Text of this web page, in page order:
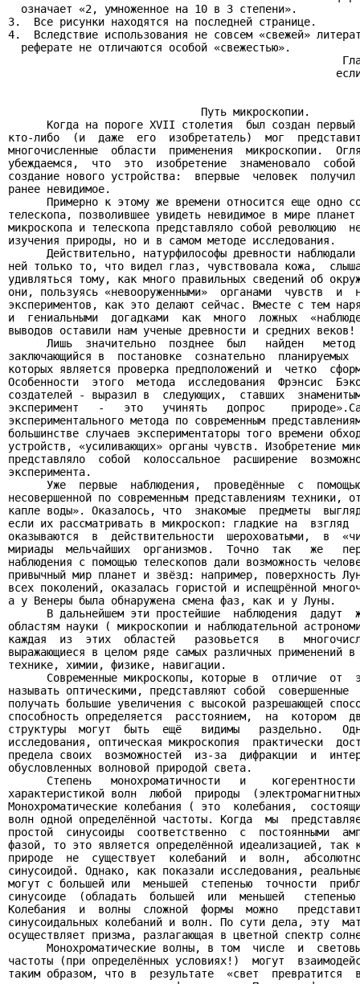
  означает «2, умноженное на 10 в 3 степени».
3.  Все рисунки находятся на последней странице.
4.  Вследствие использования не совсем «свежей»
  реферате не отличаются особой «свежестью».
                              Путь микроскопии.
Когда на пороге XVII столетия  был создан
кто-либо  (и  даже  его  изобретатель)  мог
многочисленные  области  применения  микроскопии.
убеждаемся,  что  это  изобретение  знаменовало
создание нового устройства:  впервые  человек
ранее невидимое.
Примерно к этому же времени относится еще одно
телескопа, позволившее увидеть невидимое в мире
микроскопа и телескопа представляло собой революцию
изучения природы, но и в самом методе исследования.
Действительно, натурфилософы древности
ней только то, что видел глаз, чувствовала кожа,
удивляться тому, как много правильных сведений об
они, пользуясь «невооруженными»  органами  чувств  и
экспериментов, как это делают сейчас. Вместе с тем
и  гениальными  догадками  как  много  ложных
выводов оставили нам ученые древности и средних веков!
Лишь  значительно  позднее  был   найден
заключающийся в  постановке  сознательно  планируемых
которых является проверка предположений и  четко
Особенности  этого  метода  исследования  Фрэнсис
создателей - выразил в  следующих,  ставших
эксперимент   -   это   учинять   допрос
экспериментального метода по современным
большинстве случаев экспериментаторы того времени
устройств, «усиливающих» органы чувств. Изобретение
представляло  собой  колоссальное  расширение
эксперимента.
Уже  первые  наблюдения,  проведённые  с
несовершенной по современным представлениям техники,
капле воды». Оказалось, что  знакомые  предметы
если их рассматривать в микроскоп: гладкие на  взгляд
оказываются  в  действительности  шероховатыми,  в
мириады  мельчайших  организмов.  Точно  так   же
наблюдения с помощью телескопов дали возможность
привычный мир планет и звёзд: например, поверхность
всех поколений, оказалась гористой и испещрённой
а у Венеры была обнаружена смена фаз, как и у Луны.
В дальнейшем эти простейшие  наблюдения  дадут
областям науки ( микроскопии и наблюдательной
каждая  из  этих  областей   разовьется   в
выражающиеся в целом ряде самых различных применений
технике, химии, физике, навигации.
Современные микроскопы, которые в  отличие  от
называть оптическими, представляют собой
получать большие увеличения с высокой разрешающей
способность определяется  расстоянием,  на  котором
структуры  могут  быть  ещё   видимы   раздельно.
исследования, оптическая микроскопия  практически
предела своих  возможностей  из-за  дифракции  и
обусловленных волновой природой света.
Степень   монохроматичности   и
характеристикой волн  любой  природы
Монохроматические колебания ( это  колебания,
волн одной определённой частоты. Когда  мы
простой  синусоиды  соответственно  с  постоянными
фазой, то это является определённой идеализацией,
природе  не  существует  колебаний  и  волн,
синусоидой. Однако, как показали исследования,
могут с большей или  меньшей  степенью  точности
синусоиде  (обладать  большей  или  меньшей
Колебания  и  волны  сложной  формы  можно
синусоидальных колебаний и волн. По сути дела, эту
осуществляет призма, разлагающая в цветной спектр
Монохроматические волны, в том  числе  и
частоты (при определённых условиях!)  могут
таким образом, что в  результате  «свет  превратится